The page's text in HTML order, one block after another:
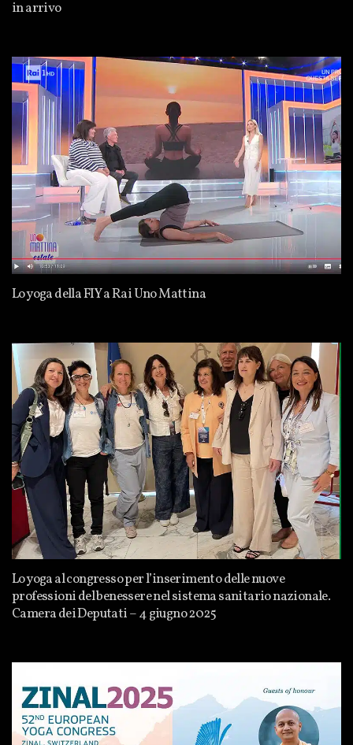
in arrivo
Lo yoga della FIY a Rai Uno Mattina
Lo yoga al congresso per l’inserimento delle nuove
professioni del benessere nel sistema sanitario nazionale.
Camera dei Deputati – 4 giugno 2025